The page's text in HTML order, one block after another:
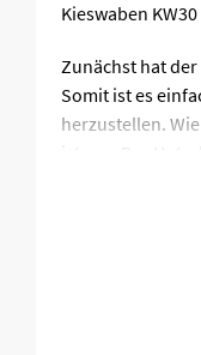
Kieswaben
Zunächst hat
Somit ist es
herzustellen.
ist nur: Der
Ausgleich,